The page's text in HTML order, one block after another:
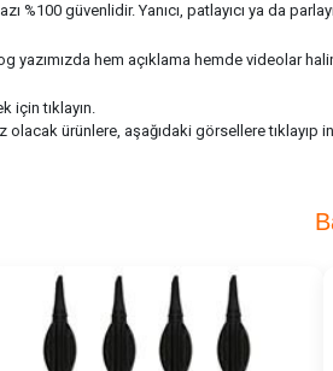
%100 güvenlidir. Yanıcı, patlayıcı ya da
yazımızda hem açıklama hemde videolar
için tıklayın.
olacak ürünlere, aşağıdaki görsellere tıklayıp